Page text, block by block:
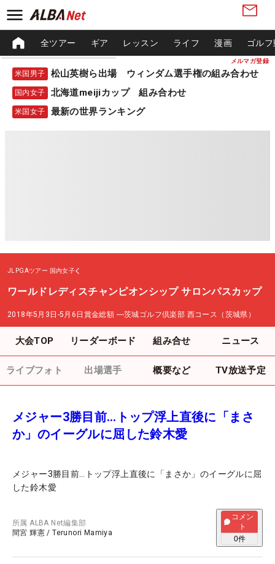
メルマガ登録
全ツアー ギア レッスン ライフ 漫画 ゴル
米国男子 松山英樹ら出場 ウィンダム選手権の組み合わせ
国内女子 北海道meijiカップ 組み合わせ
米国女子 最新の世界ランキング
JLPGAツアー 国内女子
ワールドレディスチャンピオンシップ サロンパスカップ
2018年5月3日-5月6日 賞金総額 ―茨城ゴルフ倶楽部 西コース（茨城県）
大会TOP リーダーボード 組み合せ ニュース
ライブフォト 出場選手 概要など TV放送予定
メジャー3勝目前…トップ浮上直後に「まさ
か」のイーグルに屈した鈴木愛
メジャー3勝目前…トップ浮上直後に「まさか」のイーグルに屈
した鈴木愛
所属ALBA Net編集部
間宮 輝憲 /Terunori Mamiya
コメン
ト
0件